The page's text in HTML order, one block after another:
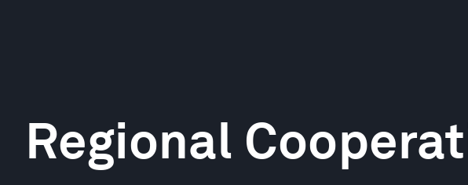
Regional